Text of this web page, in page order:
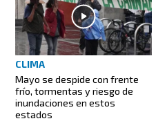
CLIMA
Mayo se despide con frente
frío, tormentas y riesgo de
inundaciones en estos
estados